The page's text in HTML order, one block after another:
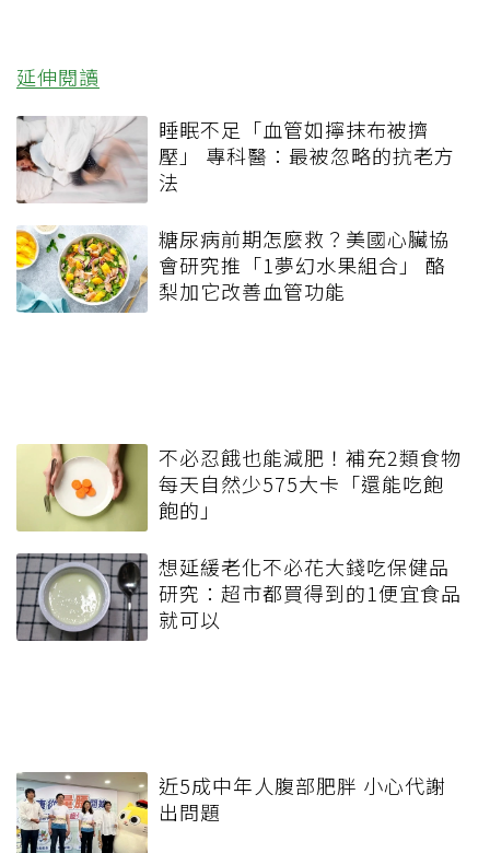
延伸閱讀
睡眠不足「血管如擰抹布被擠
壓」 專科醫：最被忽略的抗老方
法
糖尿病前期怎麼救？美國心臟協
會研究推「1夢幻水果組合」 酪
梨加它改善血管功能
不必忍餓也能減肥！補充2類食物
每天自然少575大卡「還能吃飽
飽的」
想延緩老化不必花大錢吃保健品
研究：超市都買得到的1便宜食品
就可以
近5成中年人腹部肥胖 小心代謝
出問題